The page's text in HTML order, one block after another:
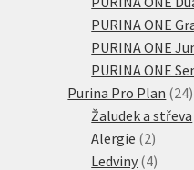
PURINA ONE
PURINA ONE
PURINA ONE
Purina Pro Plan 2424
Žaludek a střeva
Alergie 22
Ledviny 44